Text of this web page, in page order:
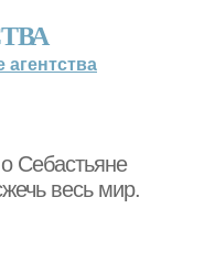
Себастьяне
весь мир.